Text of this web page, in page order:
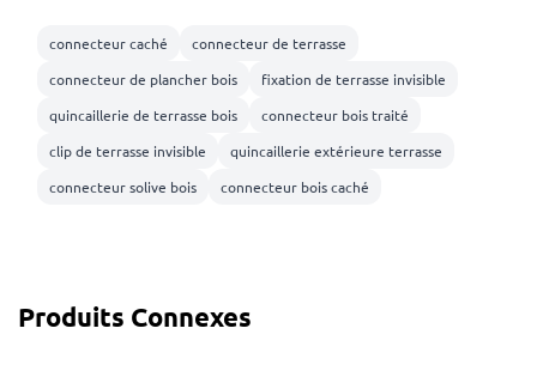
connecteur caché
connecteur de terrasse
connecteur de plancher bois
fixation de terrasse invisible
quincaillerie de terrasse bois
connecteur bois traité
clip de terrasse invisible
quincaillerie extérieure terrasse
connecteur solive bois
connecteur bois caché
Produits Connexes